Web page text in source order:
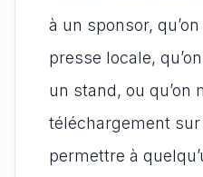
à un sponsor,
presse locale,
un stand, ou qu’on
téléchargement sur
permettre à